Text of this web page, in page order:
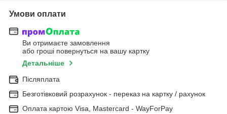
Умови оплати
Ви отримаєте замовлення
або гроші повернуться на вашу картку
Детальніше
Післяплата
Безготівковий розрахунок - переказ на картку / рахунок
Оплата картою Visa, Mastercard - WayForPay